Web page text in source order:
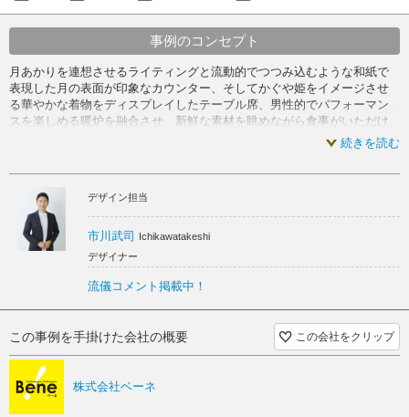
事例のコンセプト
月あかりを連想させるライティングと流動的でつつみ込むような和紙で
表現した月の表面が印象なカウンター、そしてかぐや姫をイメージさせ
る華やかな着物をディスプレイしたテーブル席、男性的でパフォーマン
スを楽しめる暖炉を融合させ、新鮮な素材を眺めながら食事がいただけ
続きを読む
デザイン担当
市川武司 Ichikawatakeshi
デザイナー
流儀コメント掲載中！
この事例を手掛けた会社の概要 この会社をクリップ
株式会社ベーネ